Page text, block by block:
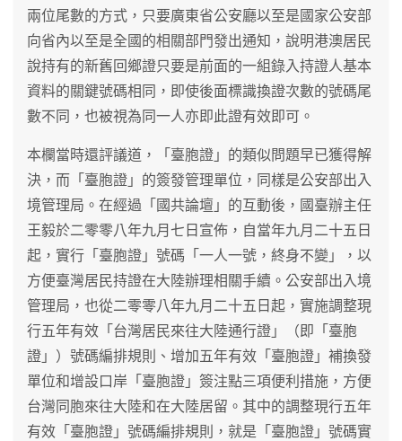
兩位尾數的方式，只要廣東省公安廳以至是國家公安部
向省內以至是全國的相關部門發出通知，說明港澳居民
說持有的新舊回鄉證只要是前面的一組錄入持證人基本
資料的關鍵號碼相同，即使後面標識換證次數的號碼尾
數不同，也被視為同一人亦即此證有效即可。
本欄當時還評議道，「臺胞證」的類似問題早已獲得解
決，而「臺胞證」的簽發管理單位，同樣是公安部出入
境管理局。在經過「國共論壇」的互動後，國臺辦主任
王毅於二零零八年九月七日宣佈，自當年九月二十五日
起，實行「臺胞證」號碼「一人一號，終身不變」，以
方便臺灣居民持證在大陸辦理相關手續。公安部出入境
管理局，也從二零零八年九月二十五日起，實施調整現
行五年有效「台灣居民來往大陸通行證」（即「臺胞
證」）號碼編排規則、增加五年有效「臺胞證」補換發
單位和增設口岸「臺胞證」簽注點三項便利措施，方便
台灣同胞來往大陸和在大陸居留。其中的調整現行五年
有效「臺胞證」號碼編排規則，就是「臺胞證」號碼實